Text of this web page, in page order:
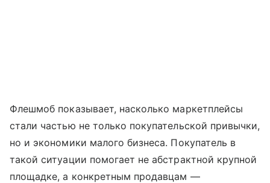
Флешмоб показывает, насколько маркетплейсы
стали частью не только покупательской привычки,
но и экономики малого бизнеса. Покупатель в
такой ситуации помогает не абстрактной крупной
площадке, а конкретным продавцам —